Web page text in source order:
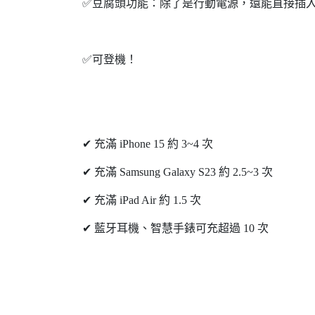
✅豆腐頭功能：除了是行動電源，還能直接插
✅可登機！
✔ 充滿 iPhone 15 約 3~4 次
✔ 充滿 Samsung Galaxy S23 約 2.5~3 次
✔ 充滿 iPad Air 約 1.5 次
✔ 藍牙耳機、智慧手錶可充超過 10 次